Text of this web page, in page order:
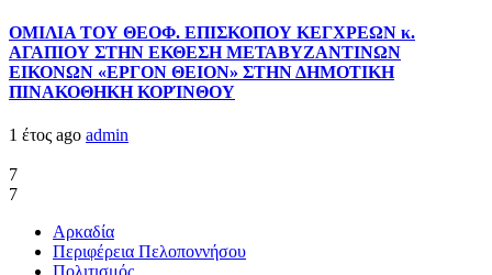
ΟΜΙΛΙΑ ΤΟΥ ΘΕΟΦ. ΕΠΙΣΚΟΠΟΥ ΚΕΓΧΡΕΩΝ κ.
ΑΓΑΠΙΟΥ ΣΤΗΝ ΕΚΘΕΣΗ ΜΕΤΑΒΥΖΑΝΤΙΝΩΝ
ΕΙΚΟΝΩΝ «ΕΡΓΟΝ ΘΕΙΟΝ» ΣΤΗΝ ΔΗΜΟΤΙΚΗ
ΠΙΝΑΚΟΘΗΚΗ ΚΟΡΊΝΘΟΥ
1 έτος ago admin
7
7
Αρκαδία
Περιφέρεια Πελοποννήσου